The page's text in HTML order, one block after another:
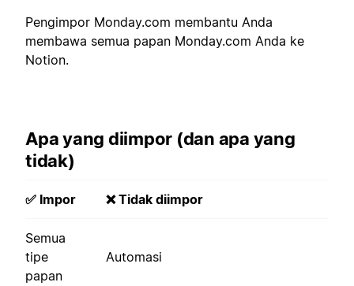
Pengimpor Monday.com membantu Anda
membawa semua papan Monday.com Anda ke
Notion.
Apa yang diimpor (dan apa yang
tidak)
✅ Impor ❌ Tidak diimpor
Semua
tipe
papan
Automasi